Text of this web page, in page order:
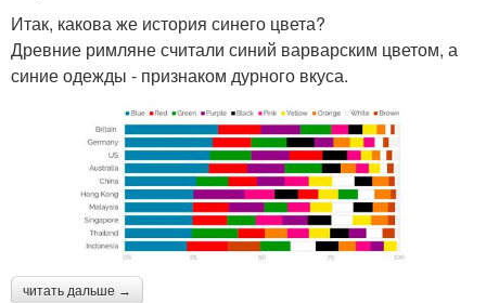
Итак, какова же история синего цвета?
Древние римляне считали синий варварским цветом, а
синие одежды - признаком дурного вкуса.
читать дальше →